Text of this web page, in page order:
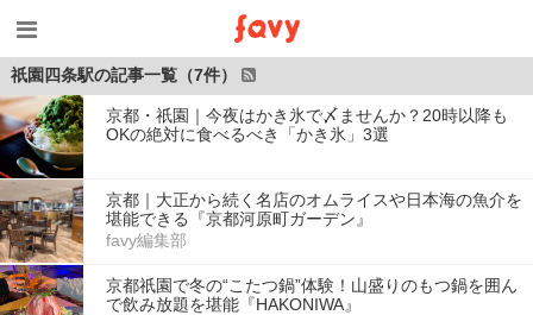
祇園四条駅の記事一覧（7件）
京都・祇園｜今夜はかき氷で〆ませんか？20時以降も
OKの絶対に食べるべき「かき氷」3選
京都｜大正から続く名店のオムライスや日本海の魚介を
堪能できる『京都河原町ガーデン』
favy編集部
京都祇園で冬の“こたつ鍋”体験！山盛りのもつ鍋を囲ん
で飲み放題を堪能『HAKONIWA』